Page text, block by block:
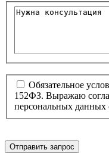
Обязательное
152ФЗ. Выражаю
персональных данных
Отправить запрос